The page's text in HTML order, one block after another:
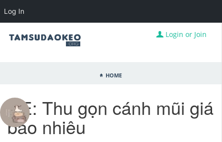
Login or Join
Home
RE: Thu gọn cánh mũi giá
bao nhiêu
Log In